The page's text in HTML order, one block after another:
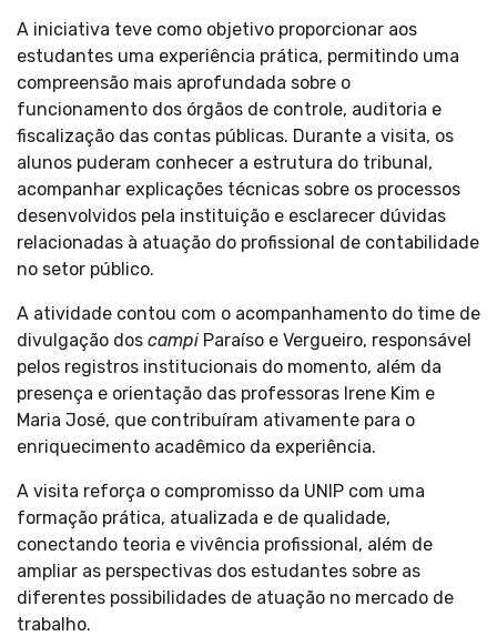
A iniciativa teve como objetivo proporcionar aos
estudantes uma experiência prática, permitindo uma
compreensão mais aprofundada sobre o
funcionamento dos órgãos de controle, auditoria e
fiscalização das contas públicas. Durante a visita, os
alunos puderam conhecer a estrutura do tribunal,
acompanhar explicações técnicas sobre os processos
desenvolvidos pela instituição e esclarecer dúvidas
relacionadas à atuação do profissional de contabilidade
no setor público.
A atividade contou com o acompanhamento do time de
divulgação dos campi Paraíso e Vergueiro, responsável
pelos registros institucionais do momento, além da
presença e orientação das professoras Irene Kim e
Maria José, que contribuíram ativamente para o
enriquecimento acadêmico da experiência.
A visita reforça o compromisso da UNIP com uma
formação prática, atualizada e de qualidade,
conectando teoria e vivência profissional, além de
ampliar as perspectivas dos estudantes sobre as
diferentes possibilidades de atuação no mercado de
trabalho.